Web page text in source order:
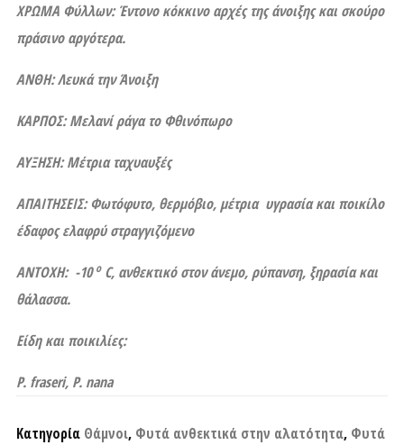
ΧΡΩΜΑ Φύλλων: Έντονο κόκκινο αρχές της άνοιξης και σκούρο
πράσινο αργότερα.
ΑΝΘΗ: Λευκά την Άνοιξη
ΚΑΡΠΟΣ: Μελανί ράγα το Φθινόπωρο
ΑΥΞΗΣΗ: Μέτρια ταχυαυξές
ΑΠΑΙΤΗΣΕΙΣ: Φωτόφυτο, θερμόβιο, μέτρια υγρασία και ποικίλο
έδαφος ελαφρύ στραγγιζόμενο
ΑΝΤΟΧΗ: -10ο C, ανθεκτικό στον άνεμο, ρύπανση, ξηρασία και
θάλασσα.
Είδη και ποικιλίες:
P. fraseri, P. nana
Κατηγορία Θάμνοι, Φυτά ανθεκτικά στην αλατότητα, Φυτά